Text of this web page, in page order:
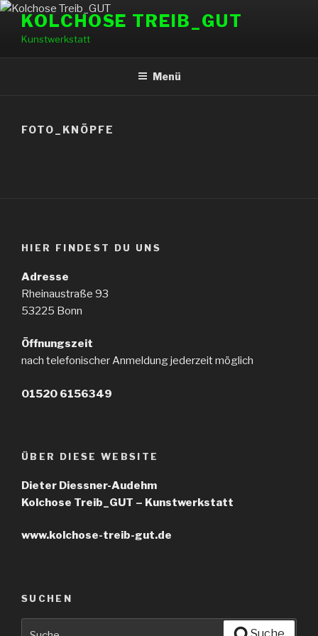
Zum
Inhalt
springen
KOLCHOSE TREIB_GUT
Kunstwerkstatt
Menü
FOTO_KNÖPFE
HIER FINDEST DU UNS
Adresse
Rheinaustraße 93
53225 Bonn
Öffnungszeit
nach telefonischer Anmeldung jederzeit möglich
01520 6156349
ÜBER DIESE WEBSITE
Dieter Diessner-Audehm
Kolchose Treib_GUT – Kunstwerkstatt
www.kolchose-treib-gut.de
SUCHEN